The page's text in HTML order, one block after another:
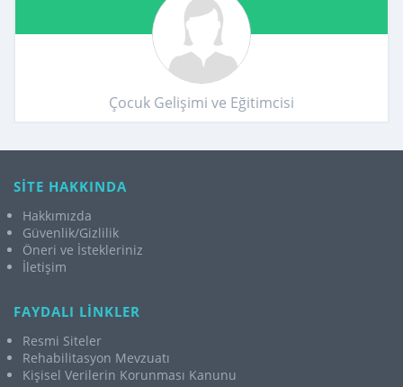
Çocuk Gelişimi ve Eğitimcisi
SİTE HAKKINDA
Hakkımızda
Güvenlik/Gizlilik
Öneri ve İstekleriniz
İletişim
FAYDALI LİNKLER
Resmi Siteler
Rehabilitasyon Mevzuatı
Kişisel Verilerin Korunması Kanunu